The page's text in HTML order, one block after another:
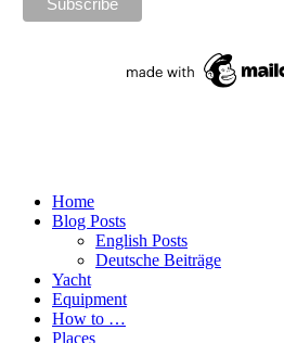
Home
Blog Posts
English Posts
Deutsche Beiträge
Yacht
Equipment
How to …
Places